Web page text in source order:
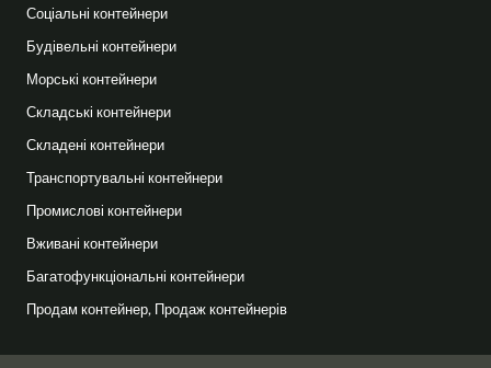
Соціальні контейнери
Будівельні контейнери
Морські контейнери
Складські контейнери
Складені контейнери
Транспортувальні контейнери
Промислові контейнери
Вживані контейнери
Багатофункціональні контейнери
Продам контейнер, Продаж контейнерів